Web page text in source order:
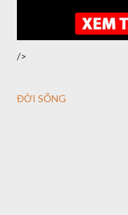
/>
ĐỜI SỐNG